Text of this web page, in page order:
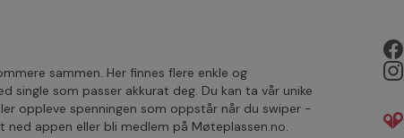
sammen. Her finnes flere enkle og
single som passer akkurat deg. Du kan ta vår unike
oppleve spenningen som oppstår når du swiper -
appen eller bli medlem på Møteplassen.no.